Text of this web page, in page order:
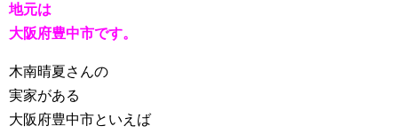
地元は
大阪府豊中市です。
木南晴夏さんの
実家がある
大阪府豊中市といえば